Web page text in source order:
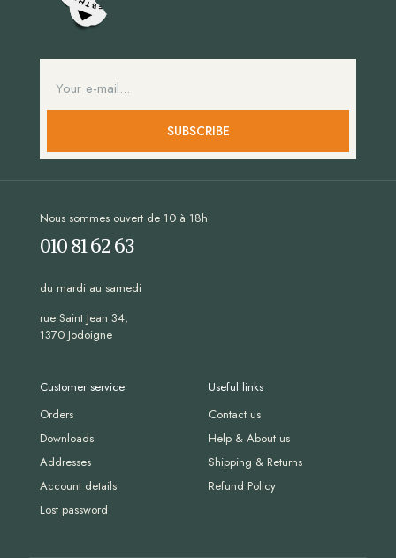
Nous sommes ouvert de 10 à 18h
010 81 62 63
du mardi au samedi
rue Saint Jean 34,
1370 Jodoigne
Customer service
Orders
Downloads
Addresses
Account details
Lost password
Useful links
Contact us
Help & About us
Shipping & Returns
Refund Policy